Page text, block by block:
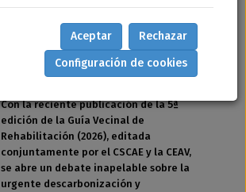
GUÍA VECINAL DE
REHABILITACIÓN
AGREGADO EL 24 DE JULIO DE 2026
POR FINCASOFT
Con la reciente publicación de la 5ª
edición de la Guía Vecinal de
Rehabilitación (2026), editada
conjuntamente por el CSCAE y la CEAV,
se abre un debate inapelable sobre la
urgente descarbonización y
Aceptar
Rechazar
Configuración de cookies